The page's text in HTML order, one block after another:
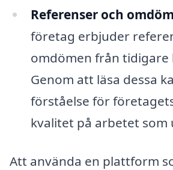
Referenser och
företag erbjuder
omdömen från tidigare
Genom att läsa dessa
förståelse för
kvalitet på arbetet som
Att använda en plattform